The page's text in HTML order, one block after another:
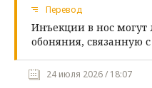
Перевод
Инъекции в нос могут
обоняния, связанную с
24 июля 2026 / 18:07